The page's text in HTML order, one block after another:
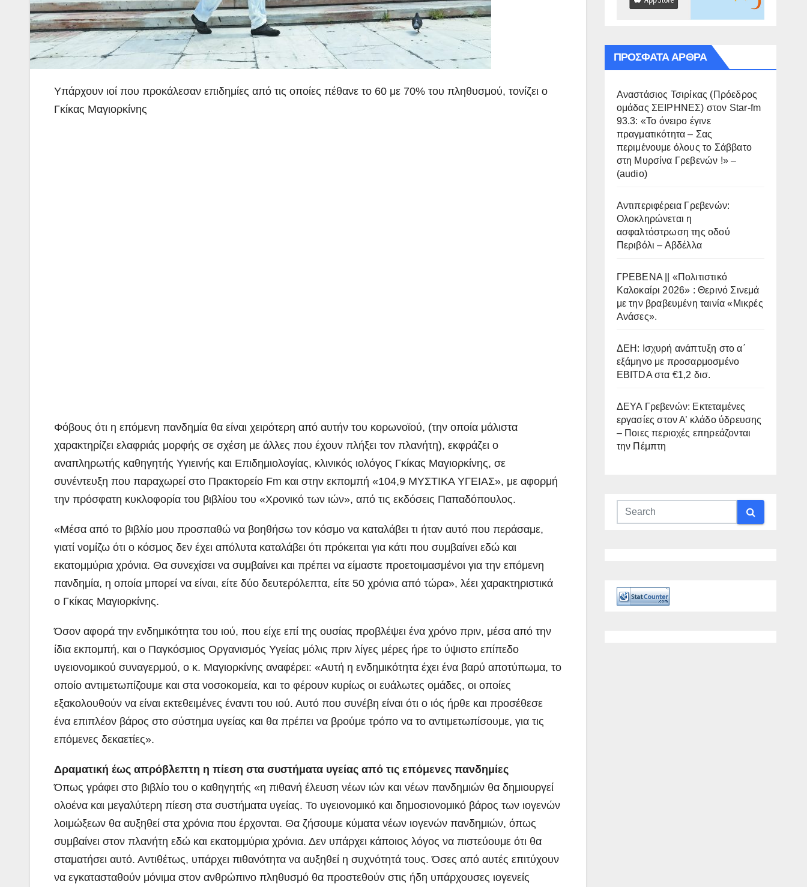
Υπάρχουν ιοί που προκάλεσαν επιδημίες από τις οποίες πέθανε το 60 με 70% του πληθυσμού, τονίζει ο
Γκίκας Μαγιορκίνης
Φόβους ότι η επόμενη πανδημία θα είναι χειρότερη από αυτήν του κορωνοϊού, (την οποία μάλιστα
χαρακτηρίζει ελαφριάς μορφής σε σχέση με άλλες που έχουν πλήξει τον πλανήτη), εκφράζει ο
αναπληρωτής καθηγητής Υγιεινής και Επιδημιολογίας, κλινικός ιολόγος Γκίκας Μαγιορκίνης, σε
συνέντευξη που παραχωρεί στο Πρακτορείο Fm και στην εκπομπή «104,9 ΜΥΣΤΙΚΑ ΥΓΕΙΑΣ», με αφορμή
την πρόσφατη κυκλοφορία του βιβλίου του «Χρονικό των ιών», από τις εκδόσεις Παπαδόπουλος.
«Μέσα από το βιβλίο μου προσπαθώ να βοηθήσω τον κόσμο να καταλάβει τι ήταν αυτό που περάσαμε,
γιατί νομίζω ότι ο κόσμος δεν έχει απόλυτα καταλάβει ότι πρόκειται για κάτι που συμβαίνει εδώ και
εκατομμύρια χρόνια. Θα συνεχίσει να συμβαίνει και πρέπει να είμαστε προετοιμασμένοι για την επόμενη
πανδημία, η οποία μπορεί να είναι, είτε δύο δευτερόλεπτα, είτε 50 χρόνια από τώρα», λέει χαρακτηριστικά
ο Γκίκας Μαγιορκίνης.
Όσον αφορά την ενδημικότητα του ιού, που είχε επί της ουσίας προβλέψει ένα χρόνο πριν, μέσα από την
ίδια εκπομπή, και ο Παγκόσμιος Οργανισμός Υγείας μόλις πριν λίγες μέρες ήρε το ύψιστο επίπεδο
υγειονομικού συναγερμού, ο κ. Μαγιορκίνης αναφέρει: «Αυτή η ενδημικότητα έχει ένα βαρύ αποτύπωμα, το
οποίο αντιμετωπίζουμε και στα νοσοκομεία, και το φέρουν κυρίως οι ευάλωτες ομάδες, οι οποίες
εξακολουθούν να είναι εκτεθειμένες έναντι του ιού. Αυτό που συνέβη είναι ότι ο ιός ήρθε και προσέθεσε
ένα επιπλέον βάρος στο σύστημα υγείας και θα πρέπει να βρούμε τρόπο να το αντιμετωπίσουμε, για τις
επόμενες δεκαετίες».
Δραματική έως απρόβλεπτη η πίεση στα συστήματα υγείας από τις επόμενες πανδημίες
Όπως γράφει στο βιβλίο του ο καθηγητής «η πιθανή έλευση νέων ιών και νέων πανδημιών θα δημιουργεί
ολοένα και μεγαλύτερη πίεση στα συστήματα υγείας. Το υγειονομικό και δημοσιονομικό βάρος των ιογενών
λοιμώξεων θα αυξηθεί στα χρόνια που έρχονται. Θα ζήσουμε κύματα νέων ιογενών πανδημιών, όπως
συμβαίνει στον πλανήτη εδώ και εκατομμύρια χρόνια. Δεν υπάρχει κάποιος λόγος να πιστεύουμε ότι θα
σταματήσει αυτό. Αντιθέτως, υπάρχει πιθανότητα να αυξηθεί η συχνότητά τους. Όσες από αυτές επιτύχουν
να εγκατασταθούν μόνιμα στον ανθρώπινο πληθυσμό θα προστεθούν στις ήδη υπάρχουσες ιογενείς
ΠΡΌΣΦΑΤΑ ΆΡΘΡΑ
Αναστάσιος Τσιρίκας (Πρόεδρος
ομάδας ΣΕΙΡΗΝΕΣ) στον Star-fm
93.3: «Το όνειρο έγινε
πραγματικότητα – Σας
περιμένουμε όλους το Σάββατο
στη Μυρσίνα Γρεβενών !» –
(audio)
Αντιπεριφέρεια Γρεβενών:
Ολοκληρώνεται η
ασφαλτόστρωση της οδού
Περιβόλι – Αβδέλλα
ΓΡΕΒΕΝΑ || «Πολιτιστικό
Καλοκαίρι 2026» : Θερινό Σινεμά
με την βραβευμένη ταινία «Μικρές
Ανάσες».
ΔΕΗ: Ισχυρή ανάπτυξη στο α΄
εξάμηνο με προσαρμοσμένο
EBITDA στα €1,2 δισ.
ΔΕΥΑ Γρεβενών: Εκτεταμένες
εργασίες στον Α’ κλάδο ύδρευσης
– Ποιες περιοχές επηρεάζονται
την Πέμπτη